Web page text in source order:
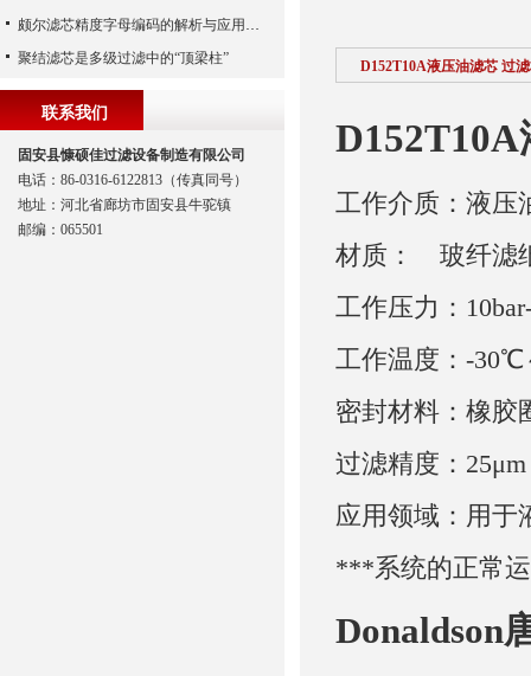
D152T10A液压油滤芯 过
工作介质：液压
材质：　玻纤滤
工作压力：
工作温度：-
密封材料：橡胶
过滤精度：25μm
应用领域：用于
***系统的正常
Donaldson
颇尔滤芯精度字母编码的解析与应用指南
聚结滤芯是多级过滤中的“顶梁柱”
联系我们
固安县慷硕佳过滤设备制造有限公司
电话：86-0316-6122813（传真同号）
地址：河北省廊坊市固安县牛驼镇
邮编：065501